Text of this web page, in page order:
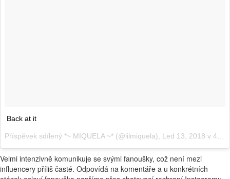
Back at it
Příspěvek sdílený *~ MIQUELA ~* (@lilmiquela), Led 13, 2018 v 4:57 PST
Velmi intenzivně komunikuje se svými fanoušky, což není mezi
influencery příliš časté. Odpovídá na komentáře a u konkrétních